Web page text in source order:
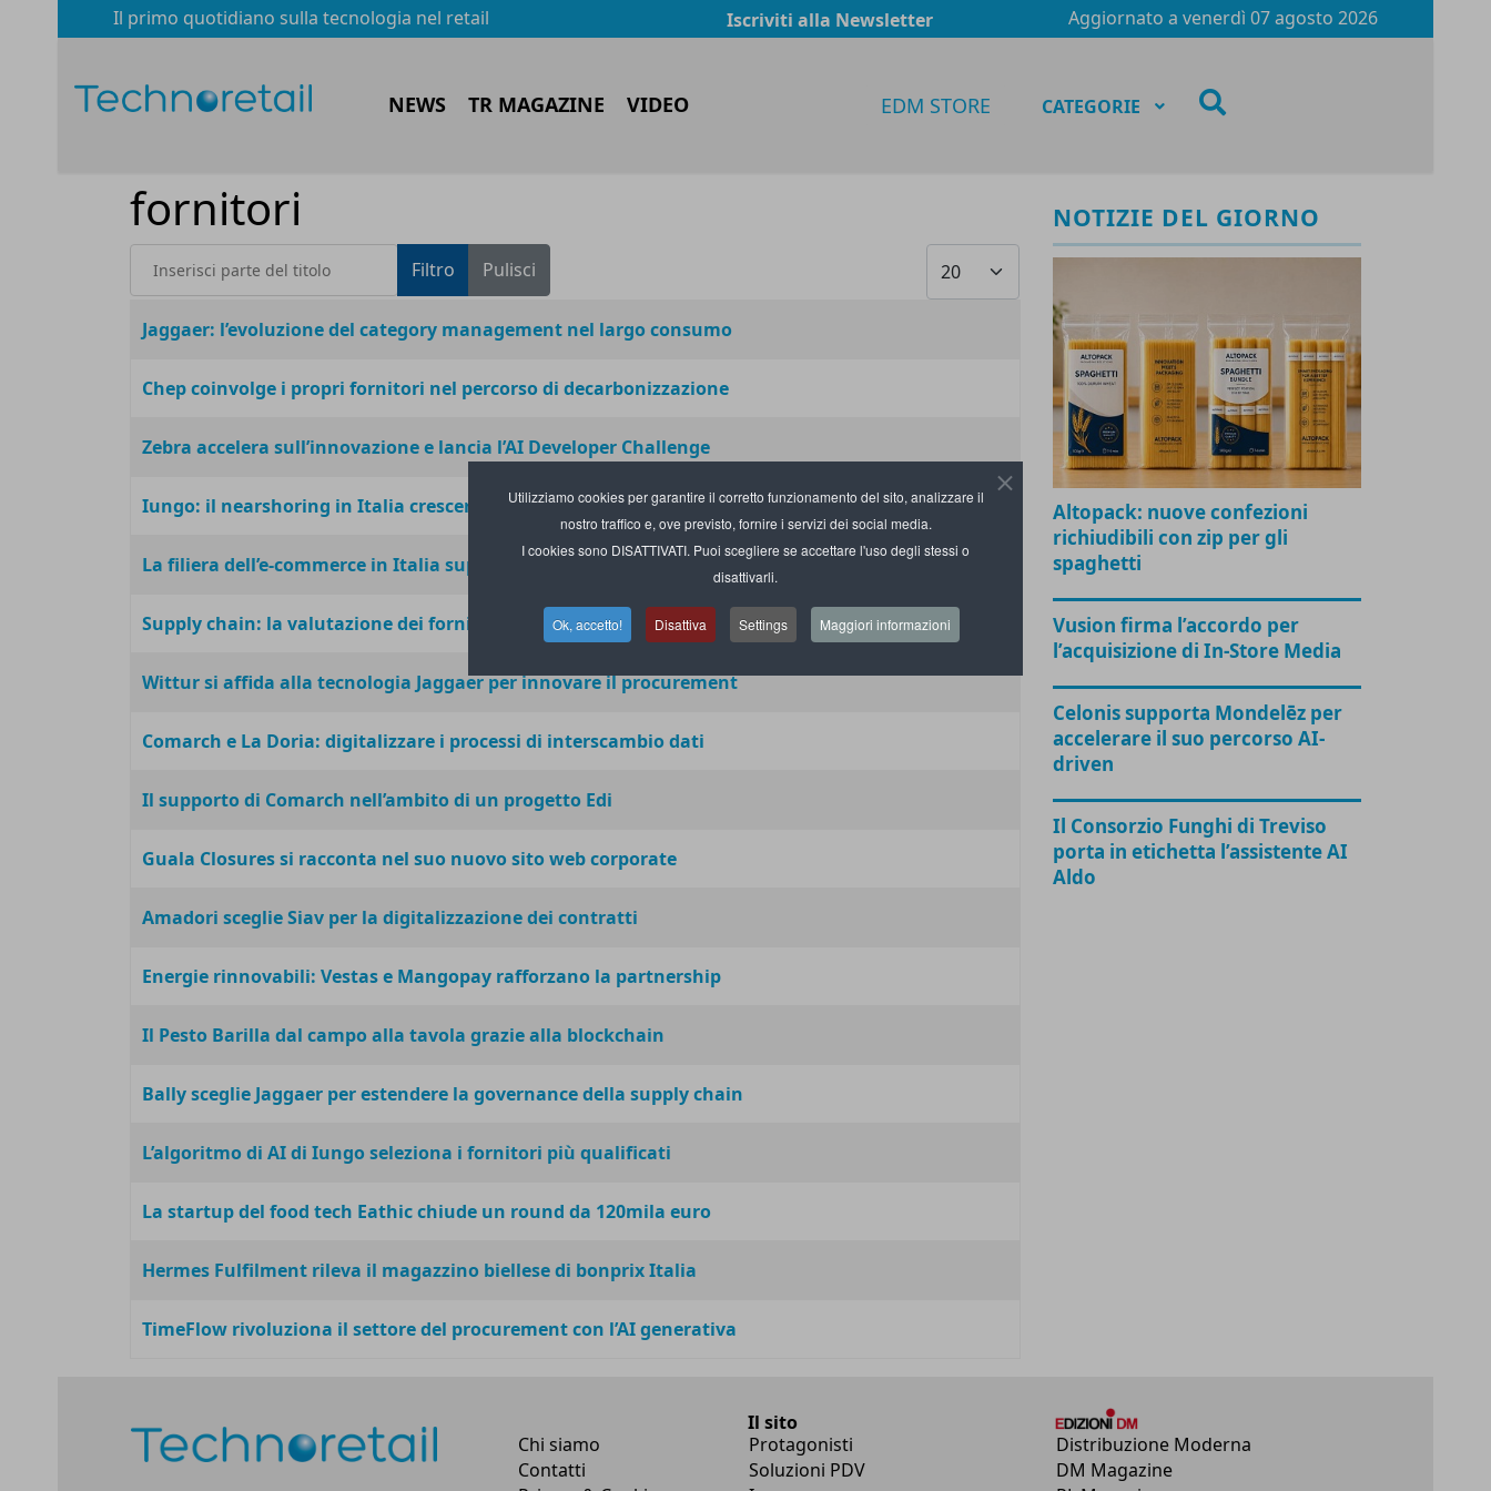
Utilizziamo cookies per garantire il corretto funzionamento del sito, analizzare il
nostro traffico e, ove previsto, fornire i servizi dei social media.
I cookies sono DISATTIVATI. Puoi scegliere se accettare l'uso degli stessi o
disattivarli.
Ok, accetto! Disattiva Settings Maggiori informazioni
Il primo quotidiano sulla tecnologia nel retail Iscriviti alla Newsletter Aggiornato a venerdì 07 agosto 2026
NEWS TR MAGAZINE VIDEO EDM STORE CATEGORIE
fornitori
Inserisci parte del titolo Filtro Pulisci Visualizza #
Titolo
Jaggaer: l’evoluzione del category management nel largo consumo
Chep coinvolge i propri fornitori nel percorso di decarbonizzazione
Zebra accelera sull’innovazione e lancia l’AI Developer Challenge
Iungo: il nearshoring in Italia crescerà del 9% da qui al 2025
La filiera dell’e-commerce in Italia supera i 133,6 mld di euro
Supply chain: la valutazione dei fornitori non è ancora uno standard
Wittur si affida alla tecnologia Jaggaer per innovare il procurement
Comarch e La Doria: digitalizzare i processi di interscambio dati
Il supporto di Comarch nell’ambito di un progetto Edi
Guala Closures si racconta nel suo nuovo sito web corporate
Amadori sceglie Siav per la digitalizzazione dei contratti
Energie rinnovabili: Vestas e Mangopay rafforzano la partnership
Il Pesto Barilla dal campo alla tavola grazie alla blockchain
Bally sceglie Jaggaer per estendere la governance della supply chain
L’algoritmo di AI di Iungo seleziona i fornitori più qualificati
La startup del food tech Eathic chiude un round da 120mila euro
Hermes Fulfilment rileva il magazzino biellese di bonprix Italia
TimeFlow rivoluziona il settore del procurement con l’AI generativa
NOTIZIE DEL GIORNO
Altopack: nuove confezioni
richiudibili con zip per gli
spaghetti
Vusion firma l’accordo per
l’acquisizione di In-Store Media
Celonis supporta Mondelēz per
accelerare il suo percorso AI-
driven
Il Consorzio Funghi di Treviso
porta in etichetta l’assistente AI
Aldo
Il sito
Chi siamo
Contatti
Protagonisti
Soluzioni PDV
Distribuzione Moderna
DM Magazine